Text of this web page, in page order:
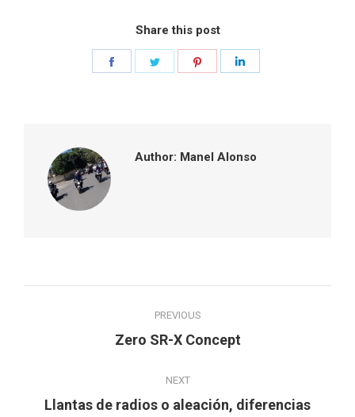
Share this post
Author: Manel Alonso
navigation
PREVIOUS
Previous
Zero SR-X Concept
NEXT
Next
Llantas de radios o aleación, diferencias